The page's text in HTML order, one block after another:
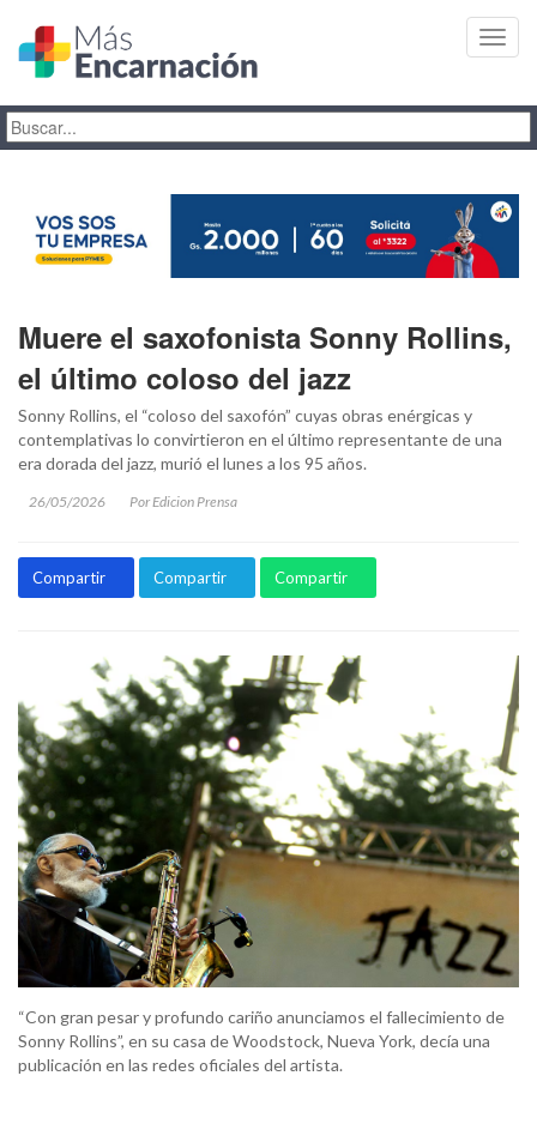
Muere el saxofonista Sonny Rollins,
el último coloso del jazz
Sonny Rollins, el “coloso del saxofón” cuyas obras enérgicas y
contemplativas lo convirtieron en el último representante de una
era dorada del jazz, murió el lunes a los 95 años.
26/05/2026 Por Edicion Prensa
Compartir Compartir Compartir
“Con gran pesar y profundo cariño anunciamos el fallecimiento de
Sonny Rollins”, en su casa de Woodstock, Nueva York, decía una
publicación en las redes oficiales del artista.